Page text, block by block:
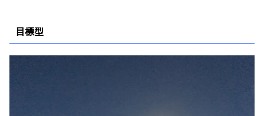
目標型